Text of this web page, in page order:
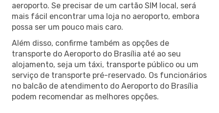
aeroporto. Se precisar de um cartão SIM local, será
mais fácil encontrar uma loja no aeroporto, embora
possa ser um pouco mais caro.
Além disso, confirme também as opções de
transporte do Aeroporto do Brasília até ao seu
alojamento, seja um táxi, transporte público ou um
serviço de transporte pré-reservado. Os funcionários
no balcão de atendimento do Aeroporto do Brasília
podem recomendar as melhores opções.